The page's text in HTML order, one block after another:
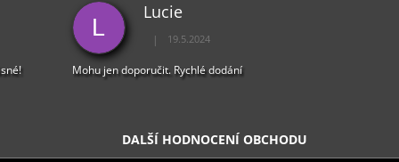
z 5 hvězdiček.
L
Lucie
Hodnocení obchodu je 5 z 5 hvězdiček.
| 19.5.2024
Mohu jen doporučit. Rychlé dodání
DALŠÍ HODNOCENÍ OBCHODU